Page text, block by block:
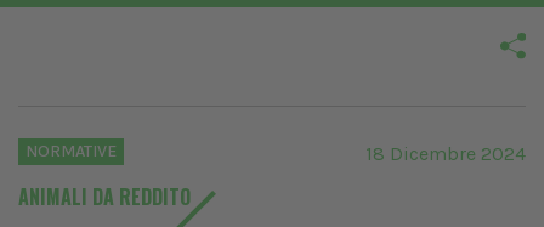
NORMATIVE
ANIMALI DA REDDITO
18 Dicembre 2024